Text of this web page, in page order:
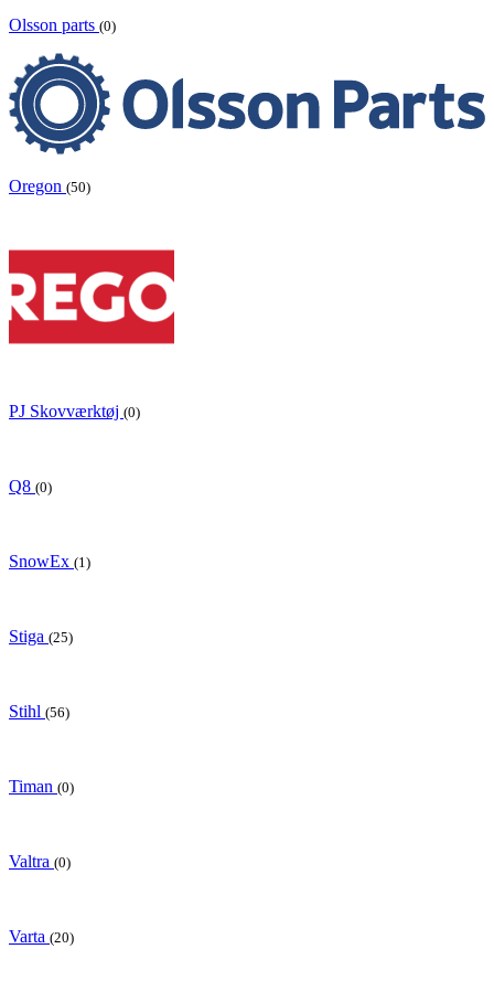
Olsson parts (0)
Oregon (50)
PJ Skovværktøj (0)
Q8 (0)
SnowEx (1)
Stiga (25)
Stihl (56)
Timan (0)
Valtra (0)
Varta (20)